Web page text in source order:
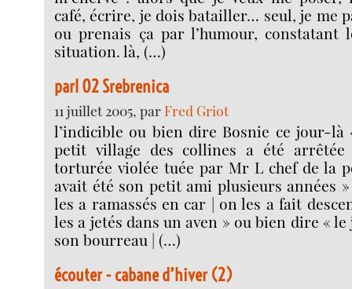
café, écrire, je dois batailler… seul, je me
ou prenais ça par l’humour, constatant
situation. là, (…)
parl 02 Srebrenica
11 juillet 2005, parFred Griot
l’indicible ou bien dire Bosnie ce jour-là
petit village des collines a été
torturée violée tuée par Mr L chef de la
avait été son petit ami plusieurs années
les a ramassés en car | on les a fait
les a jetés dans un aven » ou bien dire «
son bourreau | (…)
écouter - cabane d’hiver (2)